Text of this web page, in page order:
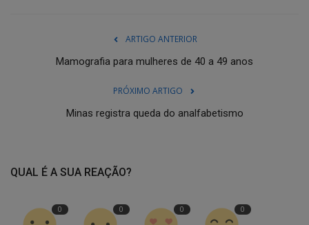
ARTIGO ANTERIOR
Mamografia para mulheres de 40 a 49 anos
PRÓXIMO ARTIGO
Minas registra queda do analfabetismo
QUAL É A SUA REAÇÃO?
0 0 0 0